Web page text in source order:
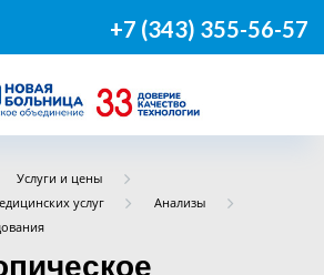
+7 (343) 355-56-57
Услуги и цены
услуг
Анализы